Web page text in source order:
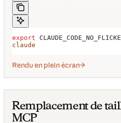
export
claude
Rendu en plein écran
Remplacement de
MCP